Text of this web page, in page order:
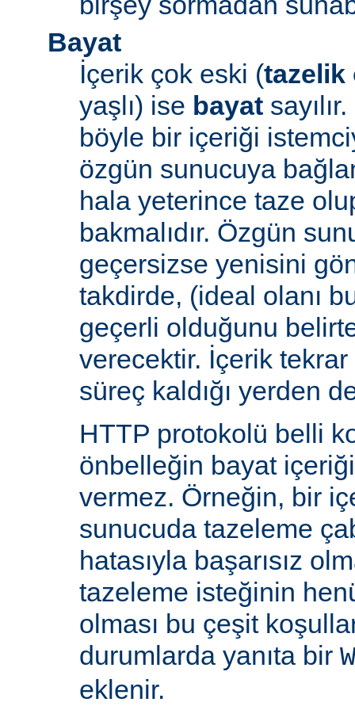
Bayat
İçerik çok eski (tazelik
yaşlı) ise bayat
böyle bir içeriği
özgün sunucuya
hala yeterince taze
bakmalıdır. Özgün
geçersizse yenisini
takdirde, (ideal olanı
geçerli olduğunu
verecektir. İçerik
süreç kaldığı yerden
HTTP protokolü belli
önbelleğin bayat
vermez. Örneğin, bir
sunucuda tazeleme
hatasıyla başarısız
tazeleme isteğinin
olması bu çeşit
durumlarda yanıta bir
eklenir.